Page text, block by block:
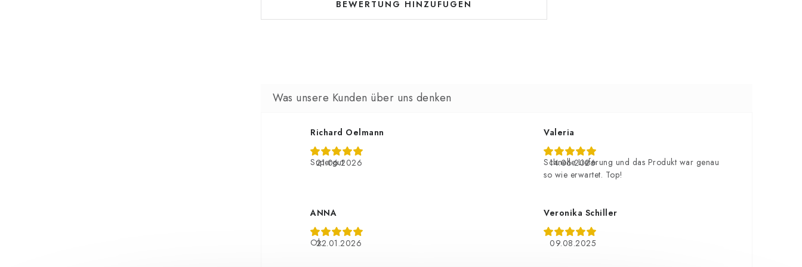
BEWERTUNG HINZUFÜGEN
Richard Oelmann
21.06.2026
Supergut
Valeria
14.06.2026
Schnelle Lieferung und das Produkt war genau
so wie erwartet. Top!
ANNA
22.01.2026
Ok
Veronika Schiller
09.08.2025